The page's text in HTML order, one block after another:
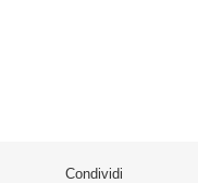
Condividi